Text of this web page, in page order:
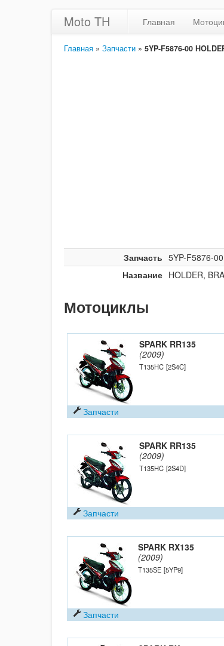
Moto TH Главная
Главная » Запчасти » 5YP-F5876-00
Запчасть 5YP-F5876-00
Название HOLDER,
Мотоциклы
SPARK RR135
(2009)
T135HC [2S4C]
Запчасти
SPARK RR135
(2009)
T135HC [2S4D]
Запчасти
SPARK RX135
(2009)
T135SE [5YP9]
Запчасти